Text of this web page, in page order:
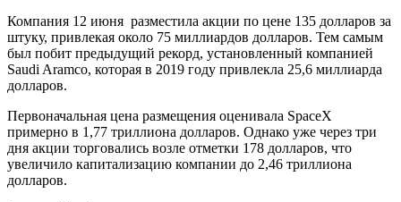
Компания 12 июня разместила акции по цене 135 долларов за
штуку, привлекая около 75 миллиардов долларов. Тем самым
был побит предыдущий рекорд, установленный компанией
Saudi Aramco, которая в 2019 году привлекла 25,6 миллиарда
долларов.
Первоначальная цена размещения оценивала SpaceX
примерно в 1,77 триллиона долларов. Однако уже через три
дня акции торговались возле отметки 178 долларов, что
увеличило капитализацию компании до 2,46 триллиона
долларов.